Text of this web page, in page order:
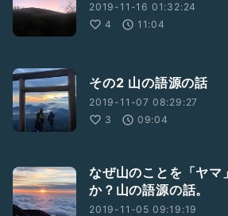
2019-11-16 01:32:24
4
11:04
その2 山の語源の話
2019-11-07 08:29:27
3
09:04
なぜ山のことを「ヤマ
か？山の語源の話。
2019-11-05 09:19:19